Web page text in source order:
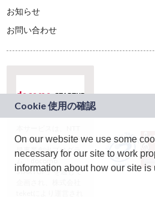
お知らせ
お問い合わせ
ドコモグループの新
規事業創出プログラ
ム「docomo
STARTUP」を通じて
On our website we use some
necessary for our site to work
information about how our site is